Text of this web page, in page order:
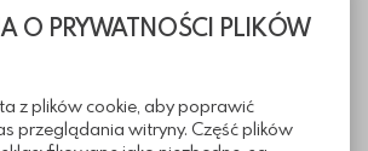
O PRYWATNOŚCI PLIKÓW
z plików cookie, aby poprawić
przeglądania witryny. Część plików